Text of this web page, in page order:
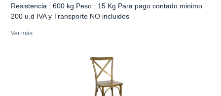
Resistencia : 600 kg Peso : 15 Kg Para pago contado minimo
200 u.d IVA y Transporte NO incluidos
Ver más